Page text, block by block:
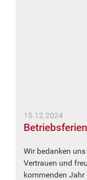
15.12.2024
Wir bedanken
Vertrauen und
kommenden Jahr